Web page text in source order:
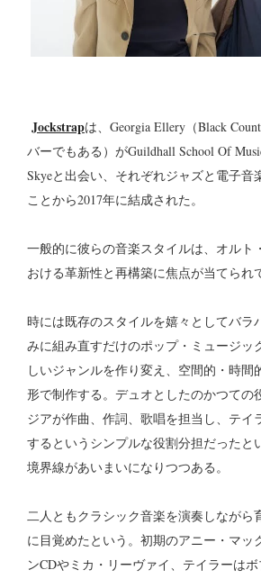
Jockstrapは、Georgia Ellery（Black
バーでもある）がGuildhall School Of
Skyeと出会い、それぞれジャズと電子音
ことから2017年に結成された。
一般的に彼らの音楽スタイルは、オルト
おける革新性と再構築に焦点が当てられ
時には既存のスタイルを嬉々としてバラ
みに組み直すだけのポップ・ミュージッ
しいジャンルを作り変え、空間的・時間
形で制作する。デュオとしたのかつての
ジアが作曲、作詞、歌唱を担当し、テイ
するというシンプルな役割分担だったと
境界線があいまいになりつつある。
二人ともクラシック音楽を演奏しながら
に目覚めたという。初期のアニー・マッ
ンCDやミカ・リーヴァイ、テイラーは